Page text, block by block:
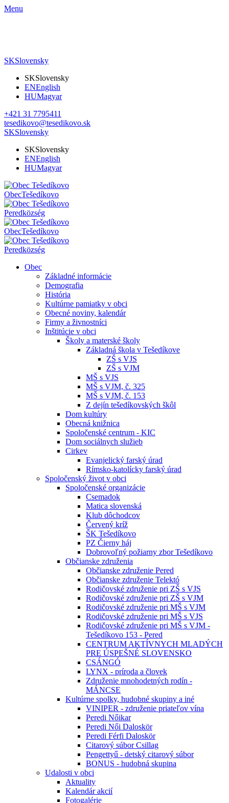
Menu
SKSlovensky
SKSlovensky
ENEnglish
HUMagyar
+421 31 7795411
tesedikovo@tesedikovo.sk
SKSlovensky
SKSlovensky
ENEnglish
HUMagyar
ObecTešedíkovo
Peredközség
ObecTešedíkovo
Peredközség
Obec
Základné informácie
Demografia
História
Kultúrne pamiatky v obci
Obecné noviny, kalendár
Firmy a živnostníci
Inštitúcie v obci
Školy a materské školy
Základná škola v Tešedíkove
ZŠ s VJS
ZŠ s VJM
MŠ s VJS
MŠ s VJM, č. 325
MŠ s VJM, č. 153
Z dejín tešedíkovských škôl
Dom kultúry
Obecná knižnica
Spoločenské centrum - KIC
Dom sociálnych služieb
Cirkev
Evanjelický farský úrad
Rímsko-katolícky farský úrad
Spoločenský život v obci
Spoločenské organizácie
Csemadok
Matica slovenská
Klub dôchodcov
Červený kríž
ŠK Tešedíkovo
PZ Čierny háj
Dobrovoľný požiarny zbor Tešedíkovo
Občianske združenia
Občianske združenie Pered
Občianske združenie Telektó
Rodičovské združenie pri ZŠ s VJS
Rodičovské združenie pri ZŠ s VJM
Rodičovské združenie pri MŠ s VJM
Rodičovské združenie pri MŠ s VJS
Rodičovské združenie pri MŠ s VJM -
Tešedíkovo 153 - Pered
CENTRUM AKTÍVNYCH MLADÝCH
PRE ÚSPEŠNÉ SLOVENSKO
CSÁNGÓ
LYNX - príroda a človek
Združenie mnohodetných rodín -
MÁNCSE
Kultúrne spolky, hudobné skupiny a iné
VINIPER - združenie priateľov vína
Peredi Nőikar
Peredi Női Daloskör
Peredi Férfi Daloskör
Citarový súbor Csillag
Pengettyű - detský citarový súbor
BONUS - hudobná skupina
Udalosti v obci
Aktuality
Kalendár akcií
Fotogalérie